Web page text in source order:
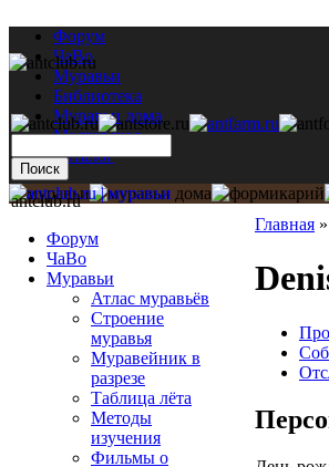
Форум
ЧаВо
Муравьи
Библиотека
Муравьи дома
Мастерская
Каталог
Главная »
antclub.ru
Форум
ЧаВо
Муравьи
Атлас муравьёв
Строение
муравья
Муравейник в
разрезе
Таблица лёта
Методы
изучения
Фильмы о